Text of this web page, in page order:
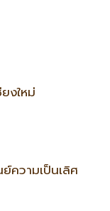
งใหม่
วามเป็นเลิศ